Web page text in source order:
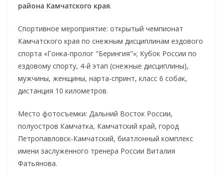
района Камчатского края.
Спортивное мероприятие: открытый чемпионат
Камчатского края по снежным дисциплинам ездового
спорта «Гонка-пролог "Берингия"»; Кубок России по
ездовому спорту, 4-й этап (снежные дисциплины),
мужчины, женщины, нарта-спринт, класс 6 собак,
дистанция 10 километров.
Место фотосъемки: Дальний Восток России,
полуостров Камчатка, Камчатский край, город
Петропавловск-Камчатский, биатлонный комплекс
имени заслуженного тренера России Виталия
Фатьянова.